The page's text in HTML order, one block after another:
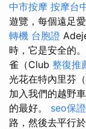
中市按摩 按摩台
遊覽，每個遠足
轉機 台胞證
時，它是安全的。
雀（Club 整復推
光花在特內里芬
加入我們的越野
的最好。 seo保
路，然後去平行